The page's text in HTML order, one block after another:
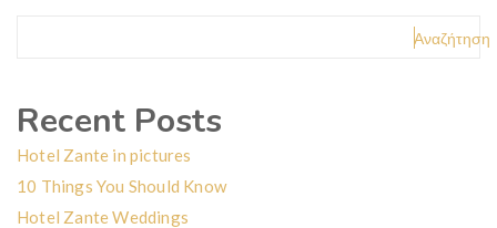
Αναζήτηση
Recent Posts
Hotel Zante in pictures
10 Things You Should Know
Hotel Zante Weddings